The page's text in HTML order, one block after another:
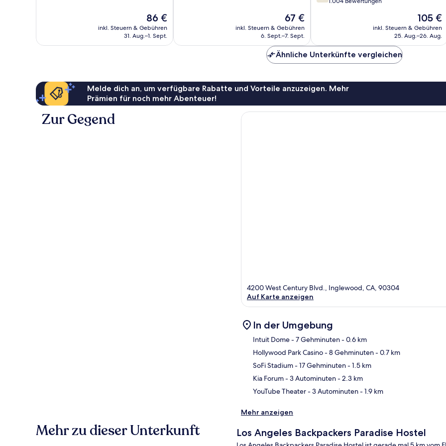
Der
Preis
beträgt
86 €
inkl. Steuern & Gebühren
31. Aug.–1. Sept.
Der
Preis
beträgt
67 €
inkl. Steuern & Gebühren
6. Sept.–7. Sept.
Der
Preis
beträgt
105 €
inkl. Steuern & Gebühren
25. Aug.–26. Aug.
Ähnliche Unterkünfte vergleichen
Melde dich an, um verfügbare Rabatte und Vorteile anzuzeigen. Mehr
Prämien für noch mehr Abenteuer!
Zur Gegend
4200 West Century Blvd., Inglewood, CA, 90304
Auf Karte anzeigen
In der Umgebung
Intuit Dome- 7 Gehminuten- 0.6 km
Hollywood Park Casino- 8 Gehminuten- 0.7 km
SoFi Stadium- 17 Gehminuten- 1.5 km
Kia Forum- 3 Autominuten- 2.3 km
YouTube Theater- 3 Autominuten- 1.9 km
Mehr anzeigen
Mehr zu dieser Unterkunft Los Angeles Backpackers Paradise Hostel